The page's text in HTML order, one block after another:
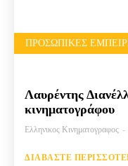
ΠΡΟΣΩΠΙΚΈΣ
Λαυρέντης
κινηματογράφου
Ελληνικος Κινηματογραφος -
ΔΙΑΒΆΣΤΕ